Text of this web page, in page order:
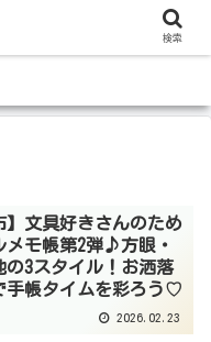
】文具好きさんのため
メモ帳第2弾♪方眼・
の3スタイル！お洒落
手帳タイムを彩ろう♡
2026.02.23
検索